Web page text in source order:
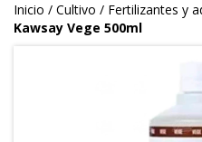
Inicio / Cultivo / Fertilizantes y
Kawsay Vege 500ml